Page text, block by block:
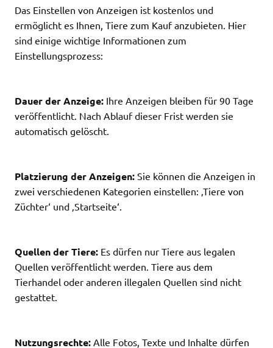
Das Einstellen von Anzeigen ist kostenlos und
ermöglicht es Ihnen, Tiere zum Kauf anzubieten. Hier
sind einige wichtige Informationen zum
Einstellungsprozess:
Dauer der Anzeige: Ihre Anzeigen bleiben für 90 Tage
veröffentlicht. Nach Ablauf dieser Frist werden sie
automatisch gelöscht.
Platzierung der Anzeigen: Sie können die Anzeigen in
zwei verschiedenen Kategorien einstellen: ‚Tiere von
Züchter‘ und ‚Startseite‘.
Quellen der Tiere: Es dürfen nur Tiere aus legalen
Quellen veröffentlicht werden. Tiere aus dem
Tierhandel oder anderen illegalen Quellen sind nicht
gestattet.
Nutzungsrechte: Alle Fotos, Texte und Inhalte dürfen